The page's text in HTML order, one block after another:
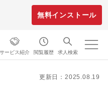
無料インストール
サービス紹介 閲覧履歴 求人検索
更新日：2025.08.19